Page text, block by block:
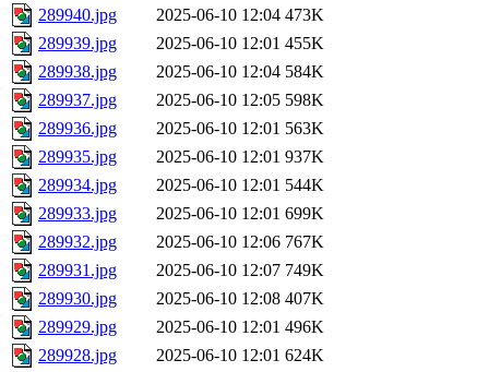
289940.jpg
2025-06-10 12:04 473K
289939.jpg
2025-06-10 12:01 455K
289938.jpg
2025-06-10 12:04 584K
289937.jpg
2025-06-10 12:05 598K
289936.jpg
2025-06-10 12:01 563K
289935.jpg
2025-06-10 12:01 937K
289934.jpg
2025-06-10 12:01 544K
289933.jpg
2025-06-10 12:01 699K
289932.jpg
2025-06-10 12:06 767K
289931.jpg
2025-06-10 12:07 749K
289930.jpg
2025-06-10 12:08 407K
289929.jpg
2025-06-10 12:01 496K
289928.jpg
2025-06-10 12:01 624K